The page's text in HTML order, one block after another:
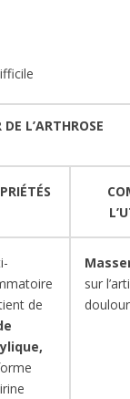
L’ARTHROSE
de
sur